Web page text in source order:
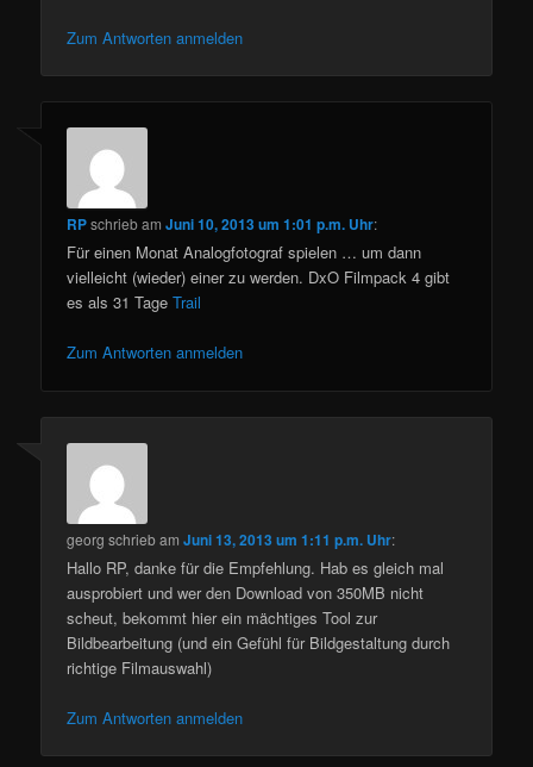
Zum Antworten anmelden
RPschriebamJuni 10, 2013 um 1:01 p.m. Uhr:
Für einen Monat Analogfotograf spielen … um dann
vielleicht (wieder) einer zu werden. DxO Filmpack 4 gibt
es als 31 TageTrail
Zum Antworten anmelden
georg schriebamJuni 13, 2013 um 1:11 p.m. Uhr:
Hallo RP, danke für die Empfehlung. Hab es gleich mal
ausprobiert und wer den Download von 350MB nicht
scheut, bekommt hier ein mächtiges Tool zur
Bildbearbeitung (und ein Gefühl für Bildgestaltung durch
richtige Filmauswahl)
Zum Antworten anmelden